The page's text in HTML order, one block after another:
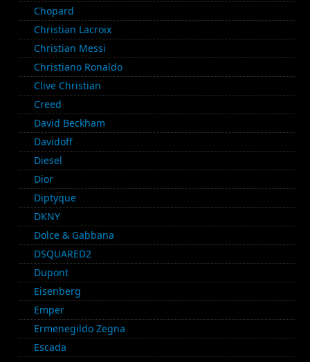
Chopard
Christian Lacroix
Christian Messi
Christiano Ronaldo
Clive Christian
Creed
David Beckham
Davidoff
Diesel
Dior
Diptyque
DKNY
Dolce & Gabbana
DSQUARED2
Dupont
Eisenberg
Emper
Ermenegildo Zegna
Escada